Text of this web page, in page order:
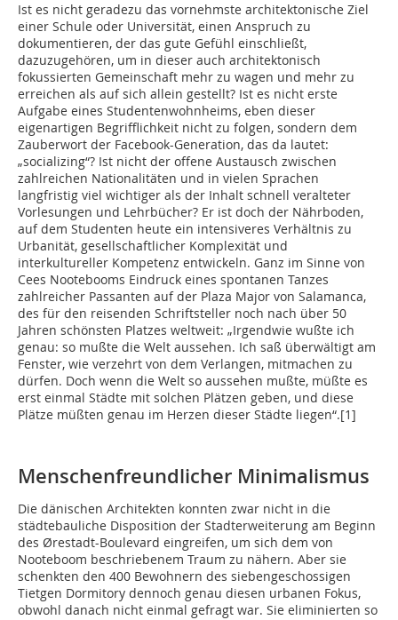
Ist es nicht geradezu das vornehmste architektonische Ziel
einer Schule oder Universität, einen Anspruch zu
dokumentieren, der das gute Gefühl einschließt,
dazuzugehören, um in dieser auch architektonisch
fokussierten Gemeinschaft mehr zu wagen und mehr zu
erreichen als auf sich allein gestellt? Ist es nicht erste
Aufgabe eines Studentenwohnheims, eben dieser
eigenartigen Begrifflichkeit nicht zu folgen, sondern dem
Zauberwort der Facebook-Generation, das da lautet:
„socializing“? Ist nicht der offene Austausch zwischen
zahlreichen Nationalitäten und in vielen Sprachen
langfristig viel wichtiger als der Inhalt schnell veralteter
Vorlesungen und Lehrbücher? Er ist doch der Nährboden,
auf dem Studenten heute ein intensiveres Verhältnis zu
Urbanität, gesellschaftlicher Komplexität und
interkultureller Kompetenz entwickeln. Ganz im Sinne von
Cees Nootebooms Eindruck eines spontanen Tanzes
zahlreicher Passanten auf der Plaza Major von Salamanca,
des für den reisenden Schriftsteller noch nach über 50
Jahren schönsten Platzes weltweit: „Irgendwie wußte ich
genau: so mußte die Welt aussehen. Ich saß überwältigt am
Fenster, wie verzehrt von dem Verlangen, mit­machen zu
dürfen. Doch wenn die Welt so aussehen mußte, müßte es
erst einmal Städte mit solchen Plätzen geben, und diese
Plätze müßten genau im Herzen dieser Städte liegen“.[1]
Menschenfreundlicher Minimalismus
Die dänischen Architekten konnten zwar nicht in die
städtebauliche Disposition der Stadterweiterung am Beginn
des Ørestadt-Boulevard eingreifen, um sich dem von
Nooteboom ­beschriebenem Traum zu nähern. Aber sie
schenkten den 400 Bewohnern des siebengeschossigen
Tietgen Dormitory dennoch genau diesen urbanen Fokus,
obwohl danach nicht einmal gefragt war. Sie eliminierten so